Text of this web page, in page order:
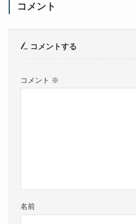
コメント
コメントする
コメント ※
名前